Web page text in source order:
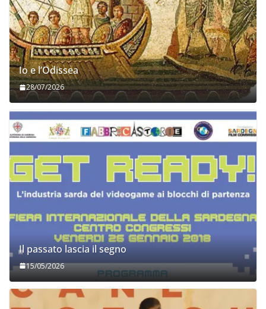
Io e l’Odissea
28/07/2026
Il passato lascia il segno
15/05/2026